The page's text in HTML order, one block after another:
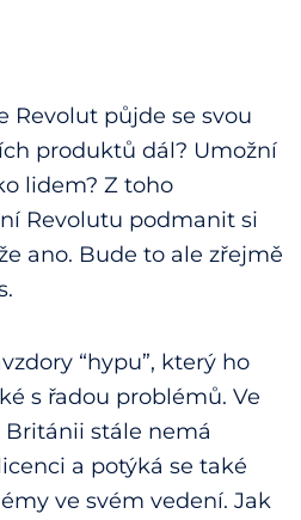
Revolut půjde se svou
produktů dál? Umožní
lidem? Z toho
Revolutu podmanit si
ano. Bude to ale zřejmě
“hypu”, který ho
s řadou problémů. Ve
Británii stále nemá
a potýká se také
ve svém vedení. Jak